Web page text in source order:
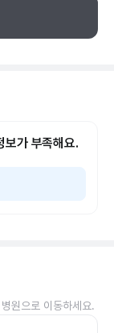
보가 부족해요.
원으로 이동하세요.